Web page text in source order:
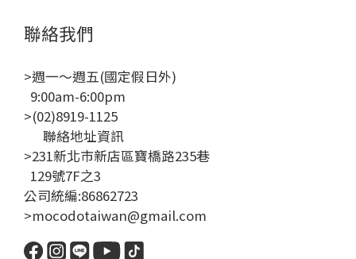
聯絡我們
>週一～週五(國定假日外)
9:00am-6:00pm
>(02)8919-1125
聯絡地址資訊
>231新北市新店區寶橋路235巷
129號7F之3
公司統編:86862723
>mocodotaiwan@gmail.com